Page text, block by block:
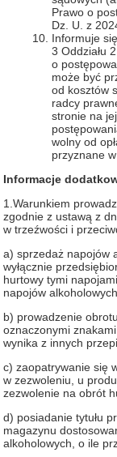
Prawo o
Dz. U. z
Informuje
3 Oddziału
o
może być
od kosztów
radcy
stronie na
wolny od
przyznane
Informacje
1.Warunkiem
zgodnie z ustawą z
w trzeźwości i
a) sprzedaż napojów
wyłącznie
hurtowy tymi
napojów alkoholowych,
b) prowadzenie
oznaczonymi
wynika z innych
c) zaopatrywanie się
w zezwoleniu, u
zezwolenie na obrót
d) posiadanie tytułu
magazynu
alkoholowych, o ile